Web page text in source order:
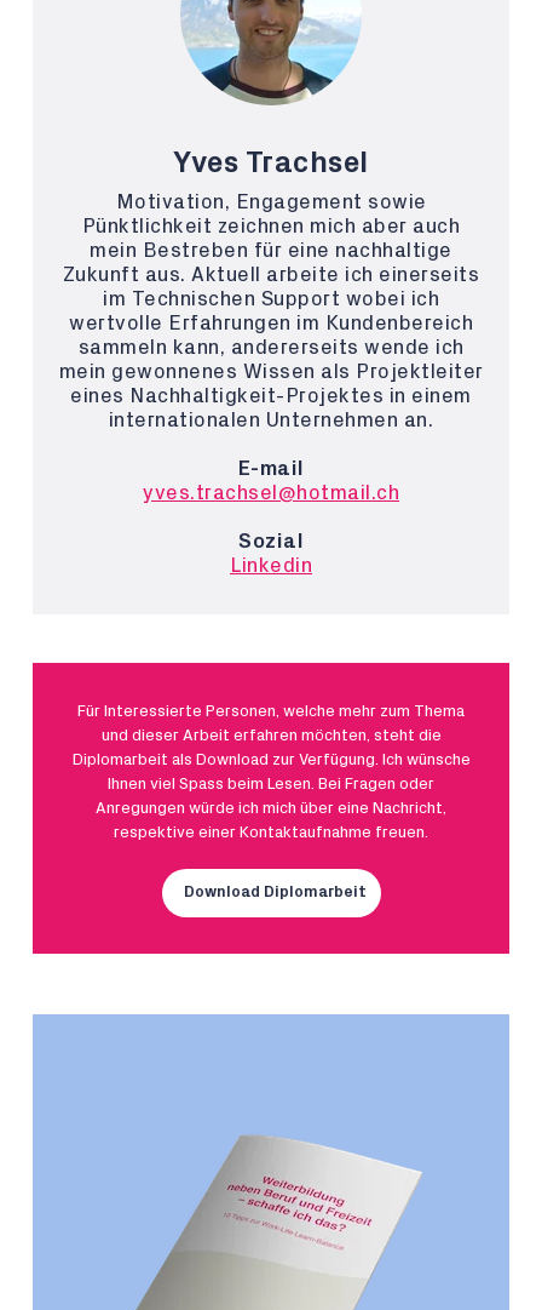
Yves Trachsel
Motivation, Engagement sowie
Pünktlichkeit zeichnen mich aber auch
mein Bestreben für eine nachhaltige
Zukunft aus. Aktuell arbeite ich einerseits
im Technischen Support wobei ich
wertvolle Erfahrungen im Kundenbereich
sammeln kann, andererseits wende ich
mein gewonnenes Wissen als Projektleiter
eines Nachhaltigkeit-Projektes in einem
internationalen Unternehmen an.
E-mail
yves.trachsel@hotmail.ch
Sozial
Linkedin
Für Interessierte Personen, welche mehr zum Thema
und dieser Arbeit erfahren möchten, steht die
Diplomarbeit als Download zur Verfügung. Ich wünsche
Ihnen viel Spass beim Lesen. Bei Fragen oder
Anregungen würde ich mich über eine Nachricht,
respektive einer Kontaktaufnahme freuen.
Download Diplomarbeit